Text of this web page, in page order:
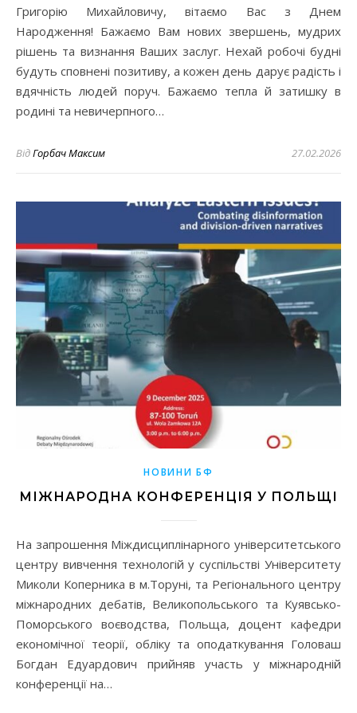
Григорію Михайловичу, вітаємо Вас з Днем
Народження! Бажаємо Вам нових звершень, мудрих
рішень та визнання Ваших заслуг. Нехай робочі будні
будуть сповнені позитиву, а кожен день дарує радість і
вдячність людей поруч. Бажаємо тепла й затишку в
родині та невичерпного…
ВідГорбач Максим 27.02.2026
НОВИНИ БФ
МІЖНАРОДНА КОНФЕРЕНЦІЯ У ПОЛЬЩІ
На запрошення Міждисциплінарного університетського
центру вивчення технологій у суспільстві Університету
Миколи Коперника в м.Торуні, та Регіонального центру
міжнародних дебатів, Великопольського та Куявсько-
Поморського воєводства, Польща, доцент кафедри
економічної теорії, обліку та оподаткування Головаш
Богдан Едуардович прийняв участь у міжнародній
конференції на…